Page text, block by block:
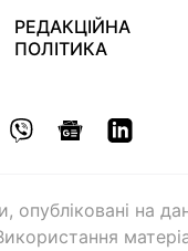
РЕДАКЦІЙНА
ПОЛІТИКА
опубліковані на